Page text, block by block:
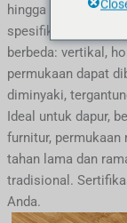
hingga 1220mm.
spesifikasi Anda.
berbeda: vertikal,
permukaan dapat
diminyaki,
Ideal untuk dapur,
furnitur,
tahan lama dan
tradisional.
Anda.